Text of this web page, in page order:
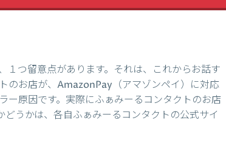
１つ留意点があります。それは、これからお話す
のお店が、AmazonPay（アマゾンペイ）に対応
ー原因です。実際にふぁみーるコンタクトのお店
うかは、各自ふぁみーるコンタクトの公式サイ